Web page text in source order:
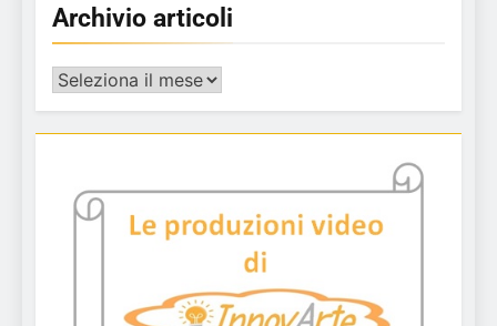
Archivio articoli
Archivio